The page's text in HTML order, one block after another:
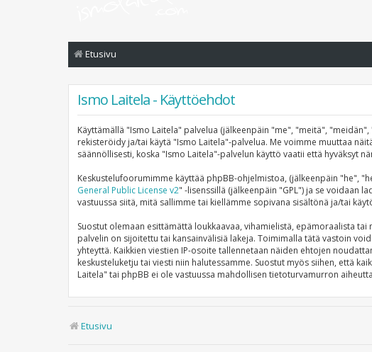
Etusivu
Ismo Laitela - Käyttöehdot
Käyttämällä "Ismo Laitela" palvelua (jälkeenpäin "me", "meitä",
rekisteröidy ja/tai käytä "Ismo Laitela"-palvelua. Me voimme muuttaa
säännöllisesti, koska "Ismo Laitela"-palvelun käyttö vaatii että hyväksyt
Keskustelufoorumimme käyttää phpBB-ohjelmistoa, (jälkeenpäin "he",
General Public License v2" -lisenssillä (jälkeenpäin "GPL") ja se voidaan
vastuussa siitä, mitä sallimme tai kiellämme sopivana sisältönä ja/tai
Suostut olemaan esittämättä loukkaavaa, vihamielistä, epämoraalista
palvelin on sijoitettu tai kansainvälisiä lakeja. Toimimalla tätä vastoin
yhteyttä. Kaikkien viestien IP-osoite tallennetaan näiden ehtojen
keskusteluketju tai viesti niin halutessamme. Suostut myös siihen, että
Laitela" tai phpBB ei ole vastuussa mahdollisen tietoturvamurron
Etusivu